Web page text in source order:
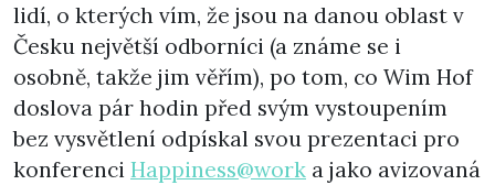
lidí, o kterých vím, že jsou na danou oblast v
Česku největší odborníci (a známe se i
osobně, takže jim věřím), po tom, co Wim Hof
doslova pár hodin před svým vystoupením
bez vysvětlení odpískal svou prezentaci pro
konferenci Happiness@work a jako avizovaná